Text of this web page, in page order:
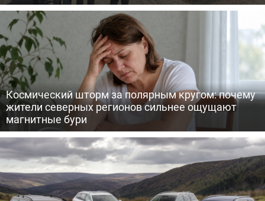
Космический шторм за полярным кругом: почему
жители северных регионов сильнее ощущают
магнитные бури